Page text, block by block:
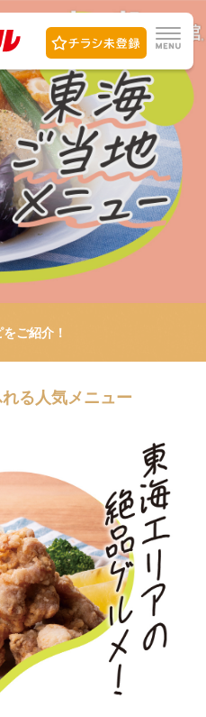
ご紹介！
る人気メニュー